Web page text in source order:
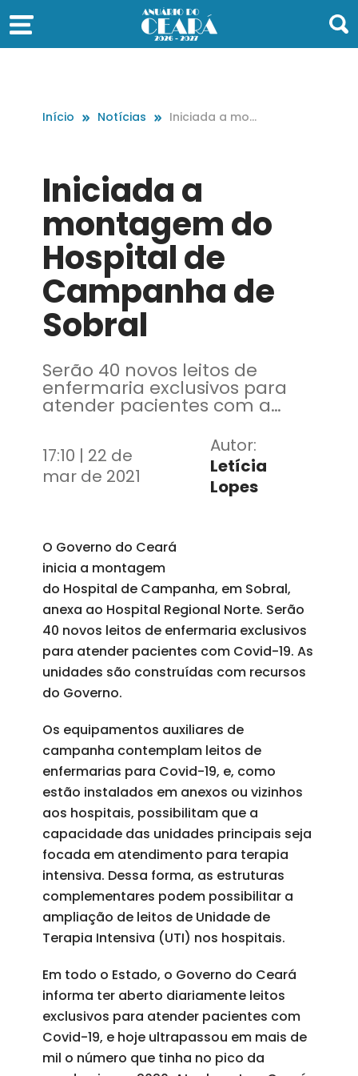
Início Notícias
Iniciada a mon
Iniciada a
montagem do
Hospital de
Campanha de
Sobral
Serão 40 novos leitos de
enfermaria exclusivos para
atender pacientes com a
17:10 | 22 de
mar de 2021
Autor:
Letícia
Lopes
O Governo do Ceará
inicia a montagem
do Hospital de Campanha, em Sobral,
anexa ao Hospital Regional Norte. Serão
40 novos leitos de enfermaria exclusivos
para atender pacientes com Covid-19. As
unidades são construídas com recursos
do Governo.
Os equipamentos auxiliares de
campanha contemplam leitos de
enfermarias para Covid-19, e, como
estão instalados em anexos ou vizinhos
aos hospitais, possibilitam que a
capacidade das unidades principais seja
focada em atendimento para terapia
intensiva. Dessa forma, as estruturas
complementares podem possibilitar a
ampliação de leitos de Unidade de
Terapia Intensiva (UTI) nos hospitais.
Em todo o Estado, o Governo do Ceará
informa ter aberto diariamente leitos
exclusivos para atender pacientes com
Covid-19, e hoje ultrapassou em mais de
mil o número que tinha no pico da